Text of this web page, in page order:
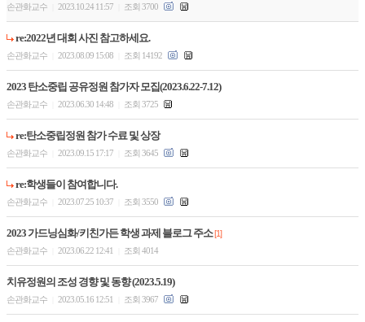
손관화교수 2023.10.24 11:57 조회 3700
re:2022년 대회 사진 참고하세요.
손관화교수 2023.08.09 15:08 조회 14192
2023 탄소중립 공유정원 참가자 모집(2023.6.22-7.12)
손관화교수 2023.06.30 14:48 조회 3725
re:탄소중립정원 참가 수료 및 상장
손관화교수 2023.09.15 17:17 조회 3645
re:학생들이 참여합니다.
손관화교수 2023.07.25 10:37 조회 3550
2023 가드닝심화/키친가든 학생 과제 블로그 주소[1]
손관화교수
2023.06.22 12:41 조회 4014
치유정원의 조성 경향 및 동향 (2023.5.19)
손관화교수 2023.05.16 12:51 조회 3967